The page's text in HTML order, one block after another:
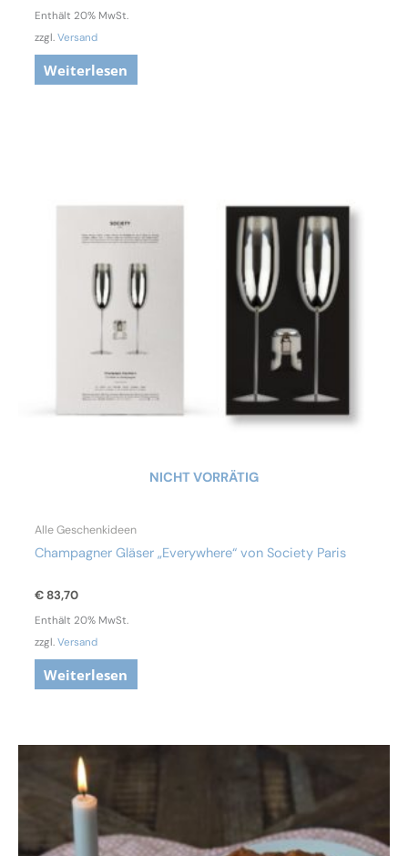
Enthält 20% MwSt.
zzgl.Versand
Weiterlesen
NICHT VORRÄTIG
Alle Geschenkideen
Champagner Gläser „Everywhere“ von Society Paris
€83,70
Enthält 20% MwSt.
zzgl.Versand
Weiterlesen